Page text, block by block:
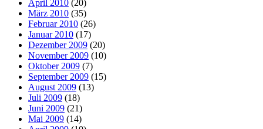
April 2010 (20)
März 2010 (35)
Februar 2010 (26)
Januar 2010 (17)
Dezember 2009 (20)
November 2009 (10)
Oktober 2009 (7)
September 2009 (15)
August 2009 (13)
Juli 2009 (18)
Juni 2009 (21)
Mai 2009 (14)